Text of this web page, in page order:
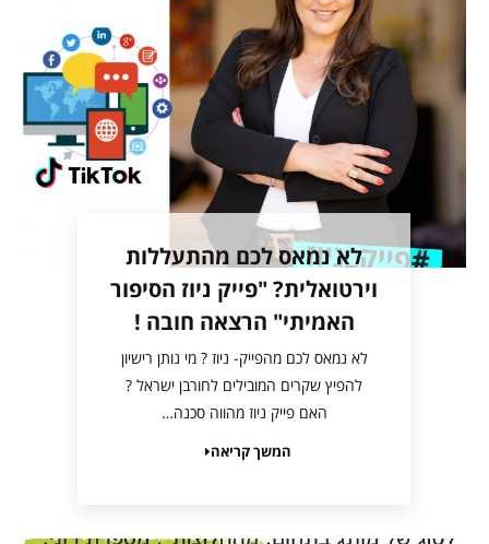
לא נמאס לכם מהתעללות
וירטואלית? "פייק ניוז הסיפור
האמיתי" הרצאה חובה !
לא נמאס לכם מהפייק- ניוז ? מי נותן רישיון
להפיץ שקרים המובילים לחורבן ישראל ?
האם פייק ניוז מהווה סכנה…
המשך קריאה